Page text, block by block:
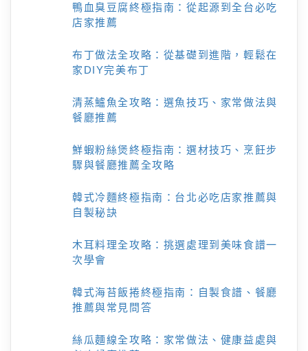
鴨血臭豆腐終極指南：從起源到全台必吃
店家推薦
布丁做法全攻略：從基礎到進階，輕鬆在
家DIY完美布丁
清蒸鱸魚全攻略：選魚技巧、家常做法與
餐廳推薦
鮮蝦粉絲煲終極指南：選材技巧、烹飪步
驟與餐廳推薦全攻略
韓式冷麵終極指南：台北必吃店家推薦與
自製秘訣
木耳料理全攻略：挑選處理到美味食譜一
次學會
韓式海苔飯捲終極指南：自製食譜、餐廳
推薦與常見問答
絲瓜麵線全攻略：家常做法、健康益處與